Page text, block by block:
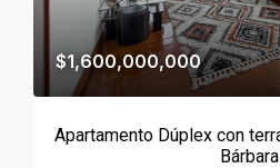
$1,600,000,000
Apartamento Dúplex con
Bárbara